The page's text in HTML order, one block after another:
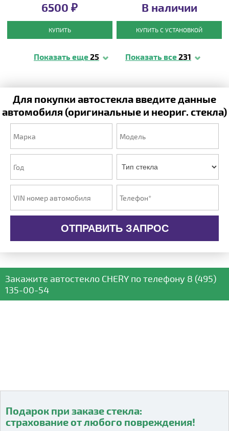
6500 ₽
КУПИТЬ
В наличии
КУПИТЬ С УСТАНОВКОЙ
Показать еще25 Показать все231
Для покупки автостекла введите данные
автомобиля (оригинальные и неориг. стекла)
ОТПРАВИТЬ ЗАПРОС
Закажите автостекло CHERY по телефону 8 (495)
135-00-54
Видео о компании
Подарок при заказе стекла:
страхование от любого повреждения!
Подарок при заказе стекла:
страхование от любого повреждения!